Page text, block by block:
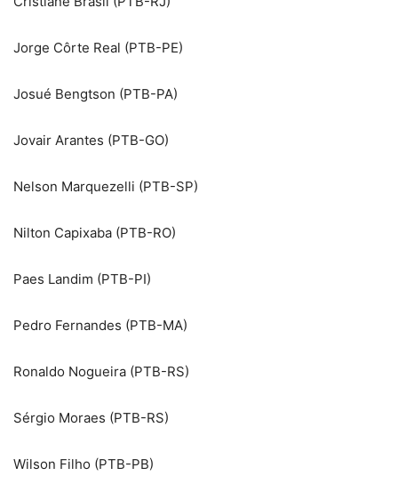
Jorge Côrte Real (PTB-PE)
Josué Bengtson (PTB-PA)
Jovair Arantes (PTB-GO)
Nelson Marquezelli (PTB-SP)
Nilton Capixaba (PTB-RO)
Paes Landim (PTB-PI)
Pedro Fernandes (PTB-MA)
Ronaldo Nogueira (PTB-RS)
Sérgio Moraes (PTB-RS)
Wilson Filho (PTB-PB)